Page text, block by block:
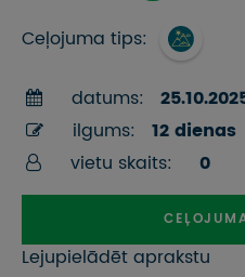
Ceļojuma tips:
datums:
ilgums:
12 dienas
vietu skaits:
0
Lejupielādēt aprakstu